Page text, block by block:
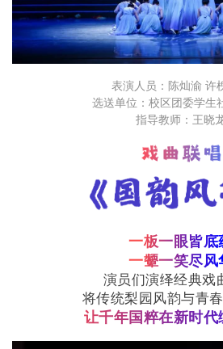
表演人员：陈灿渝 许
选送单位：校区团委学生
指导教师：王晓
一板一眼皆底
一颦一笑尽风
演员们演绎经典戏
将传统梨园风韵与青
让千年国粹在新时代